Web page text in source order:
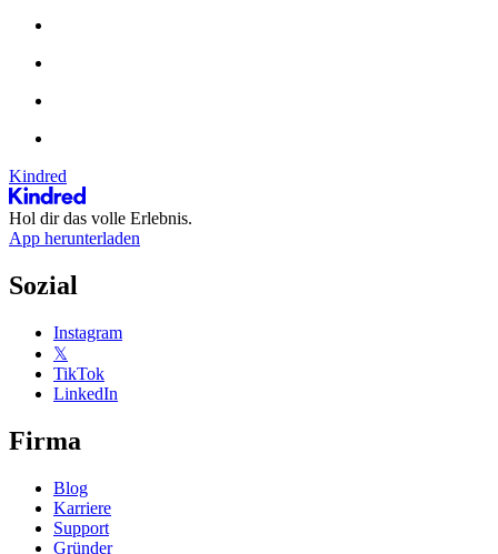
Kindred
Hol dir das volle Erlebnis.
App herunterladen
Sozial
Instagram
𝕏
TikTok
LinkedIn
Firma
Blog
Karriere
Support
Gründer